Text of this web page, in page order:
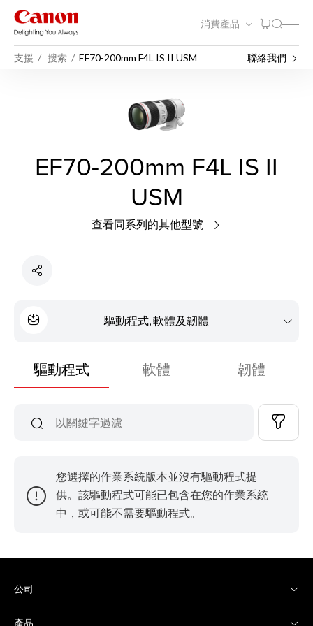
消費產品
支援 搜索 EF70-200mm F4L IS II USM 聯絡我們
EF70-200mm F4L IS II
USM
查看同系列的其他型號
驅動程式, 軟體及韌體
驅動程式 軟體 韌體
您選擇的作業系統版本並沒有驅動程式提
供。該驅動程式可能已包含在您的作業系統
中，或可能不需要驅動程式。
公司